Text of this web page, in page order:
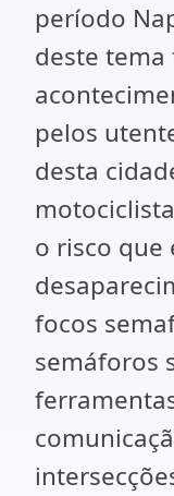
período
deste tema
pelos
desta
o risco que
focos
semáforos